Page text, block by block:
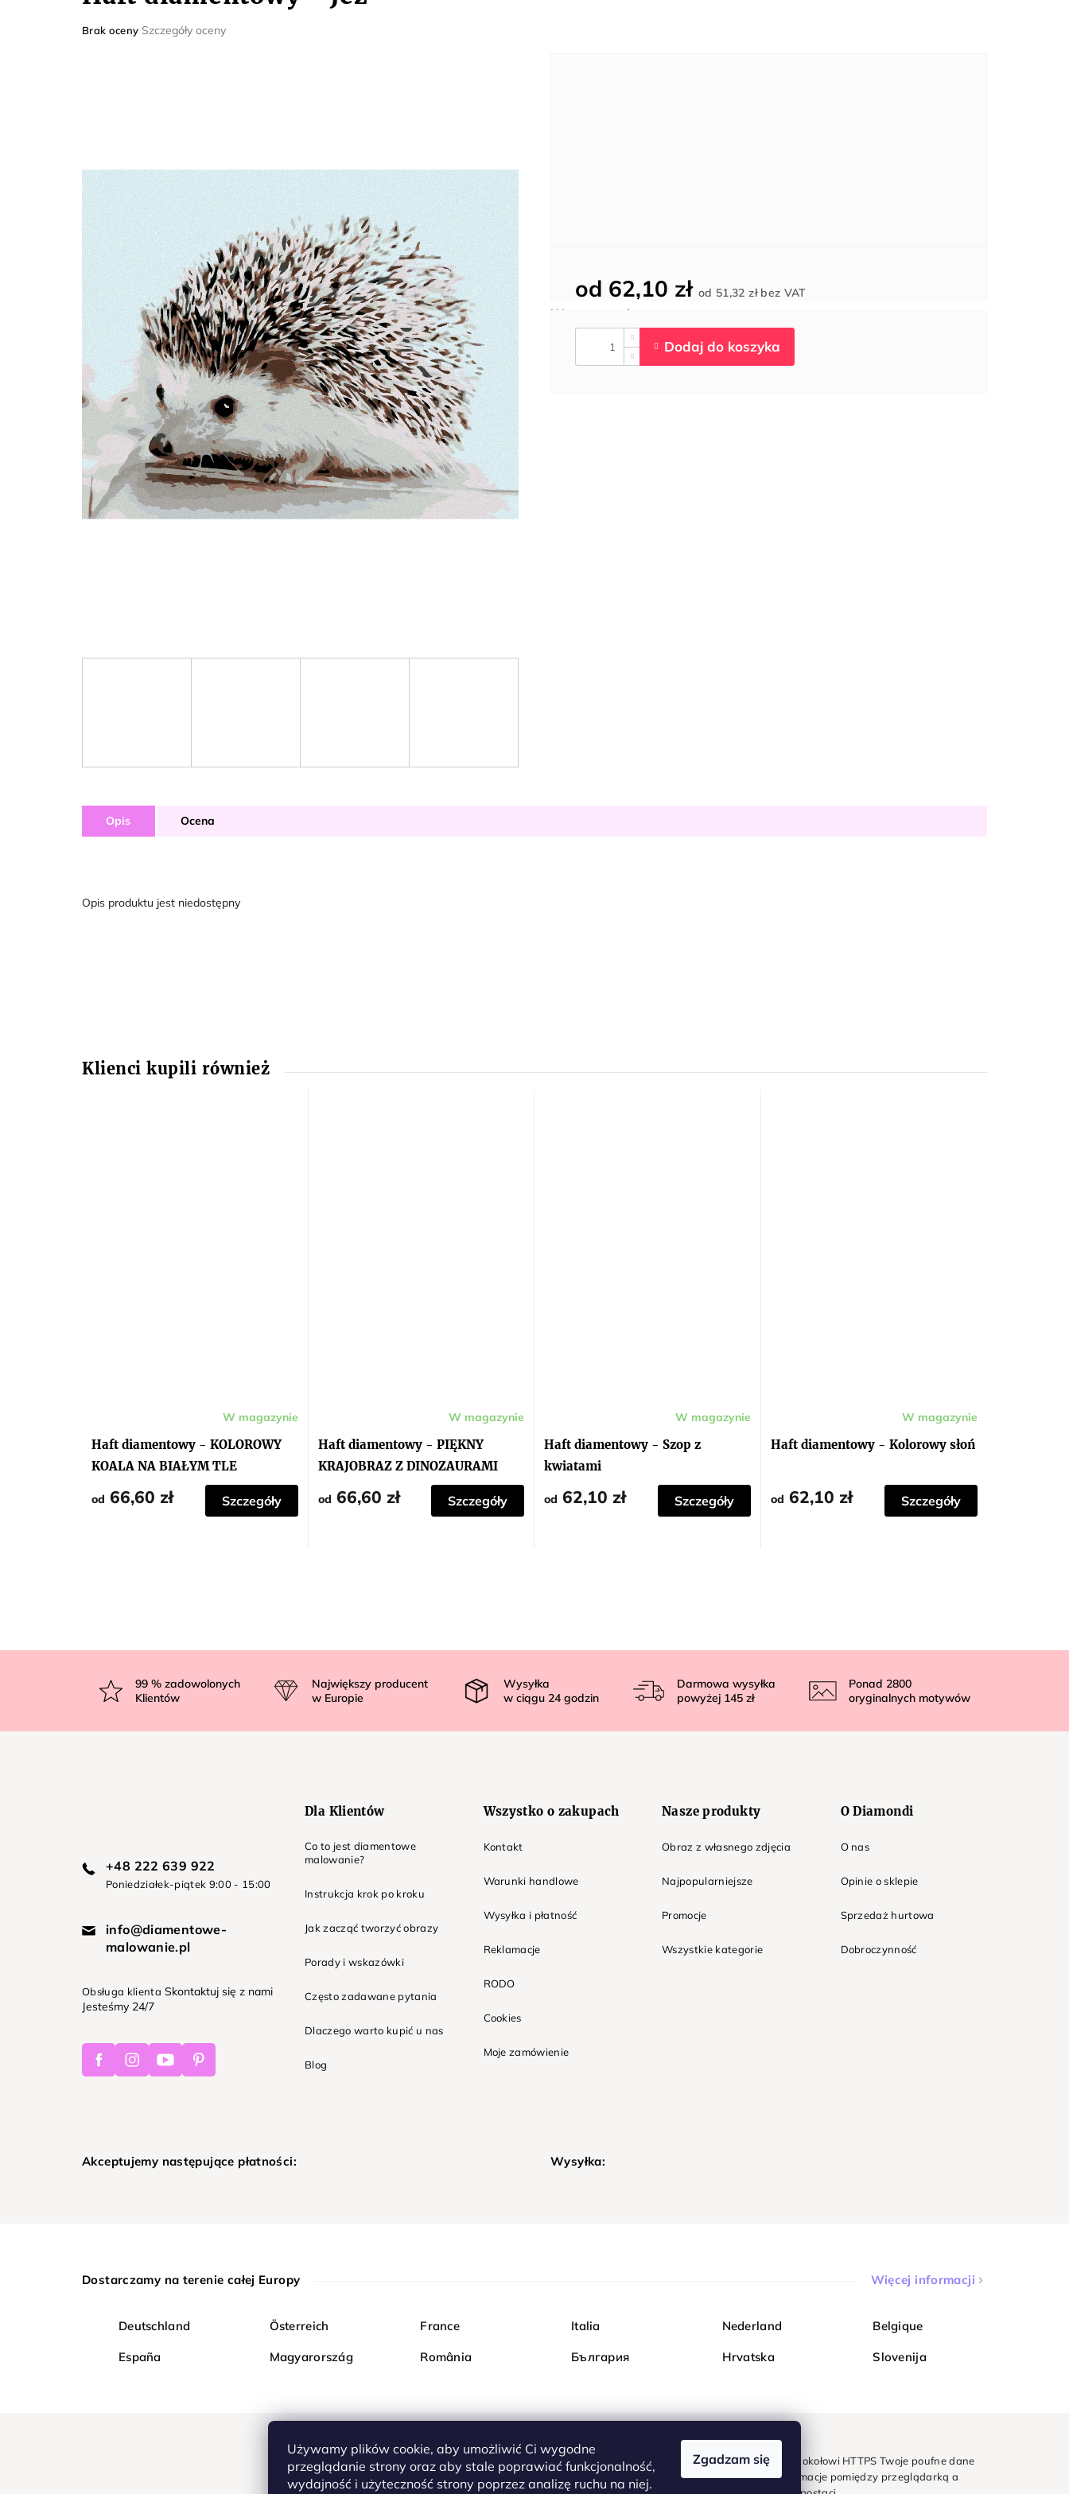
Używamy plików cookie, aby umożliwić Ci wygodne
przeglądanie strony oraz aby stale poprawiać funkcjonalność,
wydajność i użyteczność strony poprzez analizę ruchu na niej.
Zgadzam się
Średnia
Brak oceny Szczegóły oceny
od 62,10 zł od 51,32 złbez VAT
Opis Ocena
Opis produktu jest niedostępny
Haft diamentowy - KOLOROWY
KOALA NA BIAŁYM TLE
W magazynie
od 66,60 zł Szczegóły
Haft diamentowy - PIĘKNY
KRAJOBRAZ Z DINOZAURAMI
W magazynie
od 66,60 zł Szczegóły
Haft diamentowy - Szop z
kwiatami
W magazynie
od 62,10 zł Szczegóły
Haft diamentowy - Kolorowy słoń
W magazynie
od 62,10 zł Szczegóły
p
99% zadowolonych
Klientów
Największy producent
w Europie
Wysyłka
w ciągu 24 godzin
Darmowa wysyłka
powyżej 145 zł
Ponad 2800
oryginalnych motywów
+48 222 639 922
Poniedziałek-piątek 9:00 - 15:00
info@diamentowe-
malowanie.pl
Obsługa klienta Skontaktuj się z nami
Jesteśmy 24/7
FacebookInstagramYoutubePinterest
Dla Klientów
Co to jest diamentowe
malowanie?
Instrukcja krok po kroku
Jak zacząć tworzyć obrazy
Porady i wskazówki
Często zadawane pytania
Dlaczego warto kupić u nas
Blog
Wszystko o zakupach
Kontakt
Warunki handlowe
Wysyłka i płatność
Reklamacje
RODO
Cookies
Moje zamówienie
Nasze produkty
Obraz z własnego zdjęcia
Najpopularniejsze
Promocje
Wszystkie kategorie
O Diamondi
O nas
Opinie o sklepie
Sprzedaż hurtowa
Dobroczynność
Akceptujemy następujące płatności: Wysyłka:
Dostarczamy na terenie całej Europy Więcej informacji
Deutschland Österreich France Italia Nederland Belgique
España Magyarország România България Hrvatska Slovenija
Kupuj bezpiecznie w Diamondi. Dzięki protokołowi HTTPS Twoje poufne dane
są całkowicie bezpieczne - wszystkie informacje pomiędzy przeglądarką a